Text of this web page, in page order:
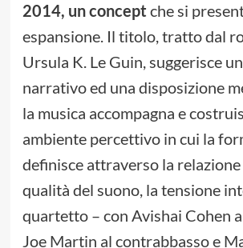
2014, un concept che si
espansione. Il titolo, tratto dal
Ursula K. Le Guin, suggerisce
narrativo ed una disposizione
la musica accompagna e
ambiente percettivo in cui la
definisce attraverso la
qualità del suono, la tensione
quartetto – con Avishai Cohen
Joe Martin al contrabbasso e